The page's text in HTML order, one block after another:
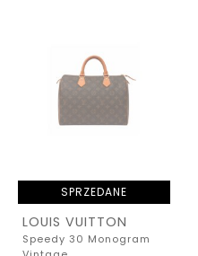
SPRZEDANE
LOUIS VUITTON
Speedy 30 Monogram